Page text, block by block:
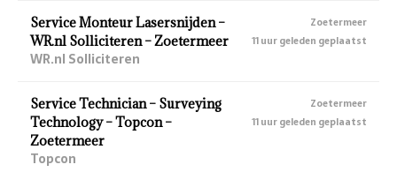
Service Monteur Lasersnijden –
WR.nl Solliciteren – Zoetermeer
WR.nl Solliciteren
Zoetermeer
11 uur geleden geplaatst
Service Technician – Surveying
Technology – Topcon –
Zoetermeer
Topcon
Zoetermeer
11 uur geleden geplaatst